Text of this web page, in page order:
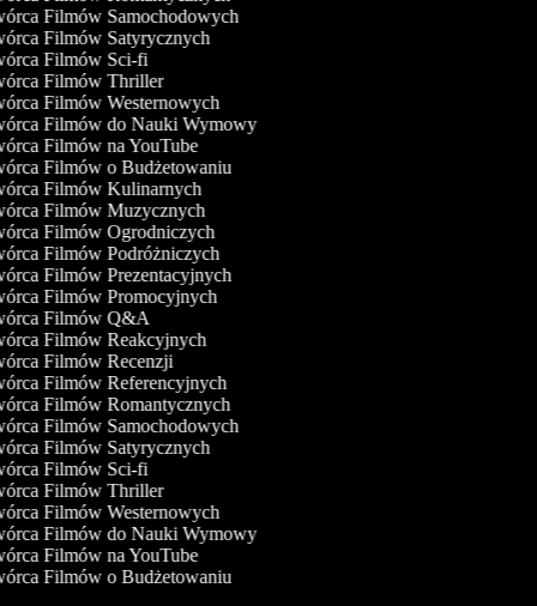
Filmów Samochodowych
Filmów Satyrycznych
Filmów Sci-fi
Filmów Thriller
Filmów Westernowych
Filmów do Nauki Wymowy
Filmów na YouTube
Filmów o Budżetowaniu
Filmów Kulinarnych
Filmów Muzycznych
Filmów Ogrodniczych
Filmów Podróżniczych
Filmów Prezentacyjnych
Filmów Promocyjnych
Filmów Q&A
Filmów Reakcyjnych
Filmów Recenzji
Filmów Referencyjnych
Filmów Romantycznych
Filmów Samochodowych
Filmów Satyrycznych
Filmów Sci-fi
Filmów Thriller
Filmów Westernowych
Filmów do Nauki Wymowy
Filmów na YouTube
Filmów o Budżetowaniu